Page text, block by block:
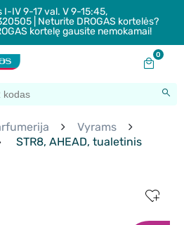
IV 9-17 val. V 9-15:45,
| Neturite DROGAS kortelės?
kortelę gausite nemokamai!
0
Vyrams
STR8, AHEAD, tualetinis